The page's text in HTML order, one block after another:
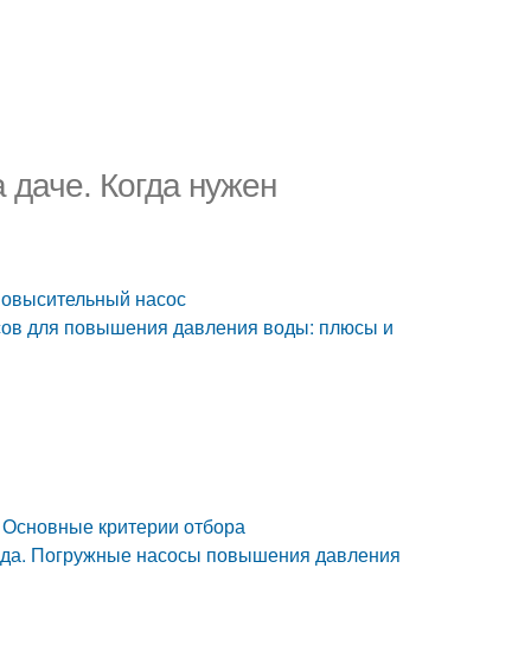
Когда нужен
насос
для повышения давления воды: плюсы и
критерии отбора
Погружные насосы повышения давления